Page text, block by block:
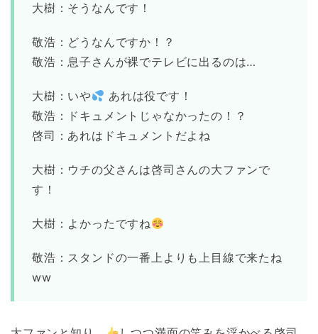
大樹：そうなんです！
敬浩：どうなんですか！？
敬浩：息子さんが裸でテレビに出るのは…
大樹：いや
あれは役です！
敬浩：ドキュメントじゃなかったの！？
啓司：あれはドキュメントだよね
大樹：ウチの父さんは啓司さんの大ファンで
す！
大樹：よかったですね
敬浩：スタンドの一番上よりも上目線で来たね
ww